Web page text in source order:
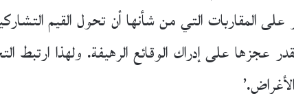
المقاربات التي من شأنها أن تحول القيم
عجزها على إدراك الوقائع الرهيفة. ولهذا ارتبط